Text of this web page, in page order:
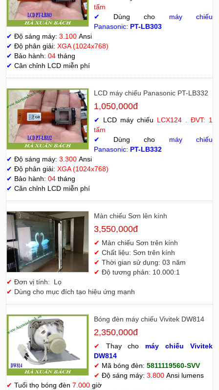
tấm
✔
Dùng cho máy chiếu
Panasonic: PT-LB303
✔ Độ sáng máy: 3.100 Ansi
✔ Độ phân giải: XGA (1024x768)
✔ Bảo hành: 04 tháng
✔ Cân chỉnh LCD miễn phí
LCD máy chiếu Panasonic PT-LB332
1,050,000đ
✔ LCD máy chiếu LCX124 . ĐVT: 1
tấm
✔
Dùng cho máy chiếu
Panasonic: PT-LB332
✔ Độ sáng máy: 3.300 Ansi
✔ Độ phân giải: XGA (1024x768)
✔ Bảo hành: 04 tháng
✔ Cân chỉnh LCD miễn phí
Màn chiếu Sơn lên kính
3,550,000đ
✔ Màn chiếu Sơn trên kính
✔ Chất liệu: Sơn trên kính
✔ Thời gian sử dụng: 03 năm
✔ Độ tương phản: 10.000:1
✔ Đơn vị tính: Lọ
✔ Dùng cho mục đích tạo hiệu ứng mạnh
Bóng đèn máy chiếu Vivitek DW814
2,350,000đ
✔ Thay cho máy chiếu Vivitek
DW814
✔ Mã bóng đèn: 5811119560-SVV
✔ Độ sáng máy: 3.800Ansi lumens
✔ Tuổi thọ bóng đèn 7.000 giờ